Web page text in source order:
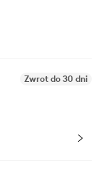
Zwrot do 30 dni